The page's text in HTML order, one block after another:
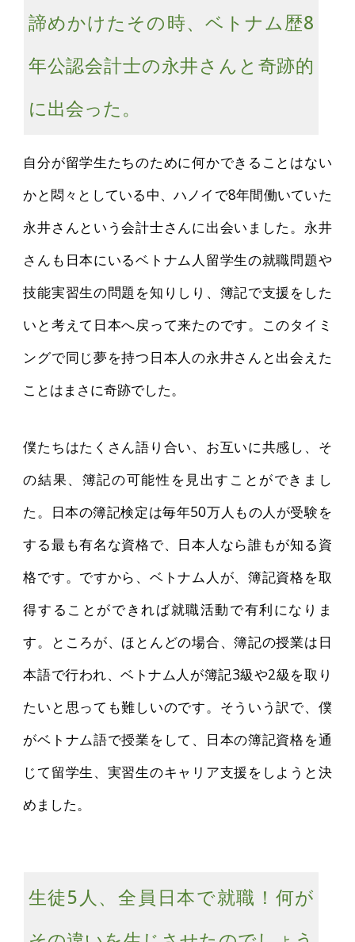
諦めかけたその時、ベトナム歴8
年公認会計士の永井さんと奇跡的
に出会った。
自分が留学生たちのために何かできることはない
かと悶々としている中、ハノイで8年間働いていた
永井さんという会計士さんに出会いました。永井
さんも日本にいるベトナム人留学生の就職問題や
技能実習生の問題を知りしり、簿記で支援をした
いと考えて日本へ戻って来たのです。このタイミ
ングで同じ夢を持つ日本人の永井さんと出会えた
ことはまさに奇跡でした。
僕たちはたくさん語り合い、お互いに共感し、そ
の結果、簿記の可能性を見出すことができまし
た。日本の簿記検定は毎年50万人もの人が受験を
する最も有名な資格で、日本人なら誰もが知る資
格です。ですから、ベトナム人が、簿記資格を取
得することができれば就職活動で有利になりま
す。ところが、ほとんどの場合、簿記の授業は日
本語で行われ、ベトナム人が簿記3級や2級を取り
たいと思っても難しいのです。そういう訳で、僕
がベトナム語で授業をして、日本の簿記資格を通
じて留学生、実習生のキャリア支援をしようと決
めました。
生徒5人、全員日本で就職！何が